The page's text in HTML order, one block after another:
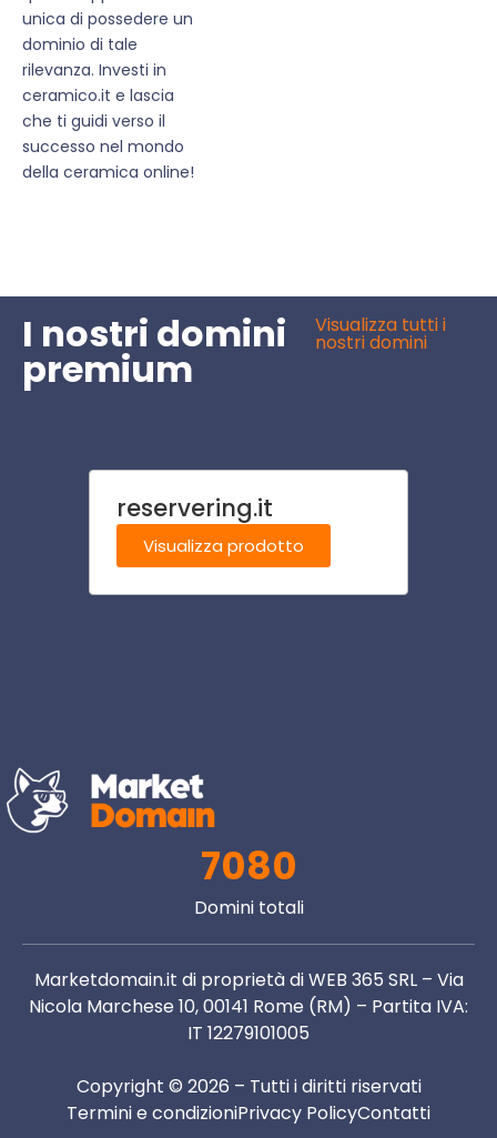
unica di possedere un
dominio di tale
rilevanza. Investi in
ceramico.it e lascia
che ti guidi verso il
successo nel mondo
della ceramica online!
I nostri domini
premium
Visualizza tutti i
nostri domini
reservering.it
Visualizza prodotto
7080
Domini totali
Marketdomain.it di proprietà di WEB 365 SRL – Via
Nicola Marchese 10, 00141 Rome (RM) – Partita IVA:
IT 12279101005
Copyright © 2026 – Tutti i diritti riservati
Termini e condizioniPrivacy PolicyContatti